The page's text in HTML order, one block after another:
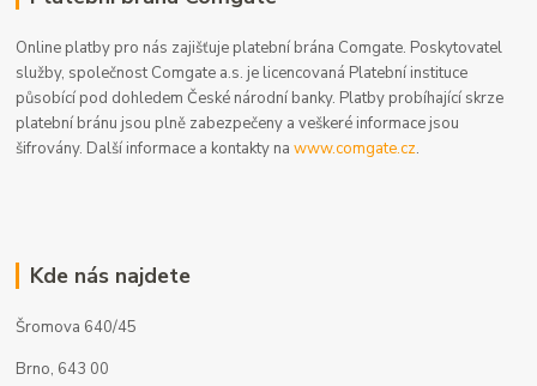
Online platby pro nás zajišťuje platební brána Comgate. Poskytovatel
služby, společnost Comgate a.s. je licencovaná Platební instituce
působící pod dohledem České národní banky. Platby probíhající skrze
platební bránu jsou plně zabezpečeny a veškeré informace jsou
šifrovány. Další informace a kontakty nawww.comgate.cz.
Kde nás najdete
Šromova 640/45
Brno, 643 00